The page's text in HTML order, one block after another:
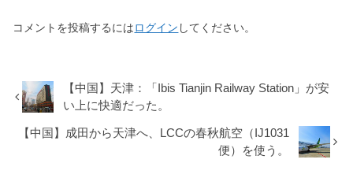
コメントを投稿するにはログイン してください。
【中国】天津：「Ibis Tianjin Railway Station」が安
い上に快適だった。
【中国】成田から天津へ、LCCの春秋航空（IJ1031
便）を使う。